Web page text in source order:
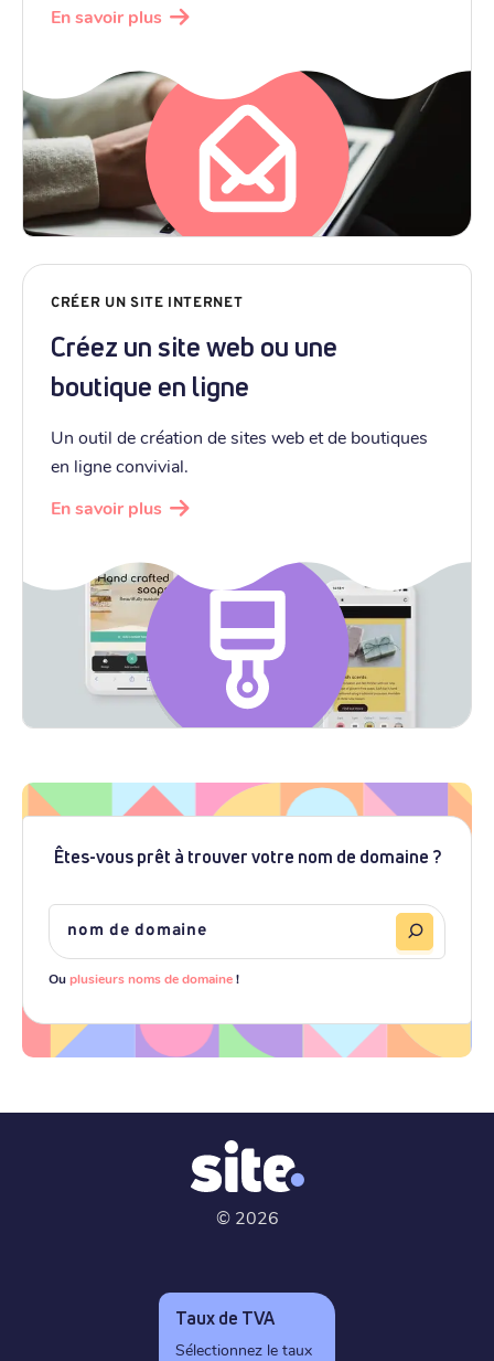
En savoir plus
CRÉER UN SITE INTERNET
Créez un site web ou une
boutique en ligne
Un outil de création de sites web et de boutiques
en ligne convivial.
En savoir plus
Êtes-vous prêt à trouver votre nom de domaine ?
Ouplusieurs noms de domaine!
© 2026
Taux de TVA
Sélectionnez le taux